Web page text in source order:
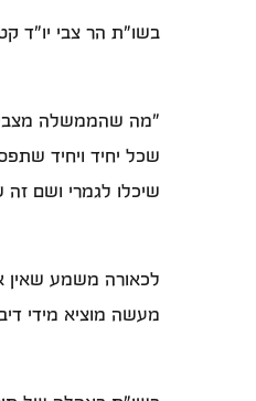
בשו"ת הר צבי יו"ד
"מה שהממשלה
שכל יחיד ויחיד
שיכלו לגמרי ושם
לכאורה משמע שאין
מעשה מוציא מידי